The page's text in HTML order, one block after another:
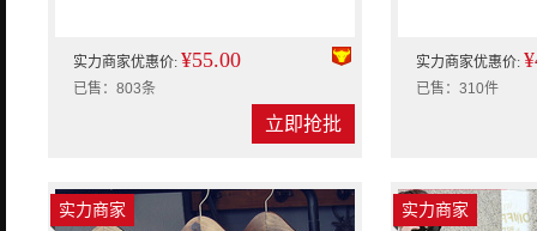
实力商家优惠价: ¥55.00
已售：803条
立即抢批
实力商家优惠价:
已售：310件
实力商家 实力商家